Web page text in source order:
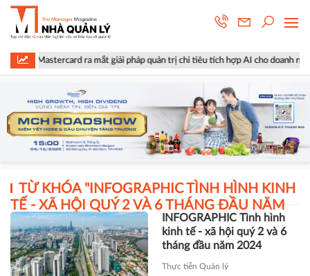
và Mastercard ra mắt giải pháp quản trị chi tiêu tích hợp AI cho doanh nghiệp
TỪ KHÓA "
INFOGRAPHIC TÌNH HÌNH KINH
TẾ - XÃ HỘI QUÝ 2 VÀ 6 THÁNG ĐẦU NĂM
2024" :
INFOGRAPHIC Tình hình
kinh tế - xã hội quý 2 và 6
tháng đầu năm 2024
TÀI CHÍNH
Xây dựng Hòa Bình phát hành